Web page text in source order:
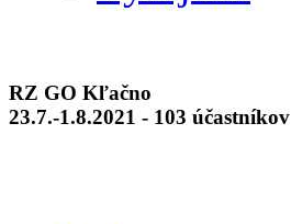
RZ GO Kľačno
23.7.-1.8.2021 - 103 účastníkov